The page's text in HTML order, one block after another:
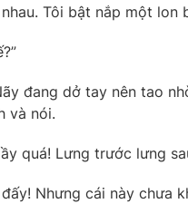
Tôi bật nắp một
đang dở tay nên tao
và nói.
quá! Lưng trước lưng
Nhưng cái này chưa